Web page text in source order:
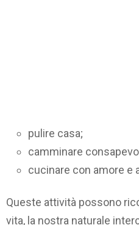
pulire casa;
camminare
cucinare con amore e
Queste attività possono
vita, la nostra naturale